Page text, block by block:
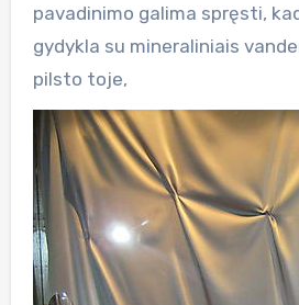
pavadinimo galima spręsti,
gydykla su mineraliniais
pilsto toje,